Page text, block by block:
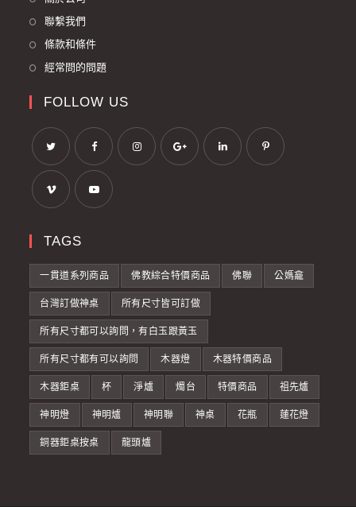
聯繫我們
條款和條件
經常問的問題
FOLLOW US
TAGS
一貫道系列商品 佛教綜合特價商品 佛聯 公媽龕
台灣訂做神桌 所有尺寸皆可訂做
所有尺寸都可以詢問，有白玉跟黃玉
所有尺寸都有可以詢問 木器燈 木器特價商品
木器鉅桌 杯 淨爐 燭台 特價商品 祖先爐
神明燈 神明爐 神明聯 神桌 花瓶 蓮花燈
銅器鉅桌按桌 龍頭爐